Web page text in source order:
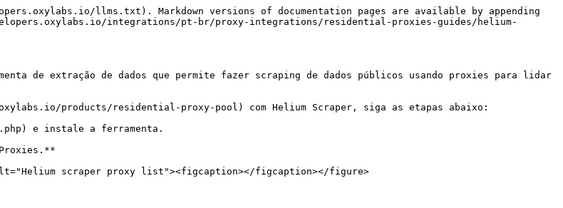
llms.txt). Markdown versions of documentation pages are available by appending
integrations/pt-br/proxy-integrations/residential-proxies-guides/helium-
de extração de dados que permite fazer scraping de dados públicos usando proxies para lidar
products/residential-proxy-pool) com Helium Scraper, siga as etapas abaixo:
e instale a ferramenta.
scraper proxy list"><figcaption></figcaption></figure>